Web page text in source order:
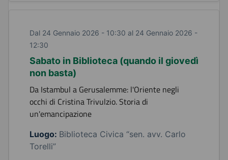
Dal 24 Gennaio 2026 - 10:30 al 24 Gennaio 2026 -
12:30
Sabato in Biblioteca (quando il giovedì
non basta)
Da Istambul a Gerusalemme: l'Oriente negli
occhi di Cristina Trivulzio. Storia di
un'emancipazione
Luogo: Biblioteca Civica “sen. avv. Carlo
Torelli”